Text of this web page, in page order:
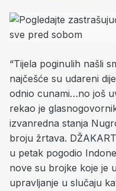
“Tijela poginulih našli
najčešće su udareni
odnio cunami…no još
rekao je
izvanredna stanja
broju žrtava.
u petak pogodio
nove su brojke koje je
upravljanje u slučaju